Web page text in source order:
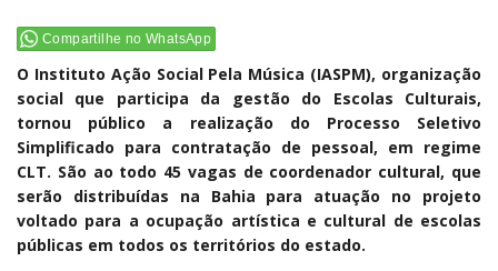
Compartilhe no WhatsApp
O Instituto Ação Social Pela Música (IASPM), organização
social que participa da gestão do Escolas Culturais,
tornou público a realização do Processo Seletivo
Simplificado para contratação de pessoal, em regime
CLT. São ao todo 45 vagas de coordenador cultural, que
serão distribuídas na Bahia para atuação no projeto
voltado para a ocupação artística e cultural de escolas
públicas em todos os territórios do estado.